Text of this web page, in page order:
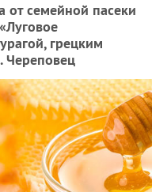
от семейной пасеки
грецким
. Череповец